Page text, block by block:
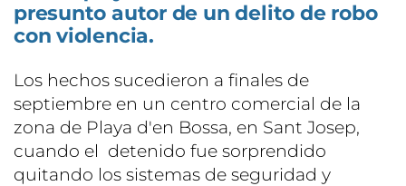
presunto autor de un delito de robo
con violencia.
Los hechos sucedieron a finales de
septiembre en un centro comercial de la
zona de Playa d'en Bossa, en Sant Josep,
cuando el detenido fue sorprendido
quitando los sistemas de seguridad y